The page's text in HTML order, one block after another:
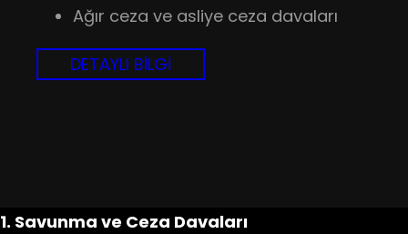
Ağır ceza ve asliye ceza davaları
DETAYLI BİLGİ
1. Savunma ve Ceza Davaları